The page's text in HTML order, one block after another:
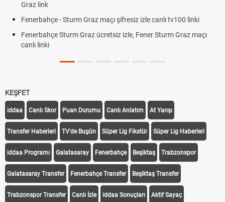
Graz link
Fenerbahçe - Sturm Graz maçı şifresiz izle canlı tv100 linki
Fenerbahçe Sturm Graz ücretsiz izle, Fener Sturm Graz maçı
canlı linki
KEŞFET
iddaa Canlı Skor Puan Durumu Canlı Anlatım At Yarışı
Transfer Haberleri TV'de Bugün Süper Lig Fikstür Süper Lig Haberleri
iddaa Programı Galatasaray Fenerbahçe Beşiktaş Trabzonspor
Galatasaray Transfer Fenerbahçe Transfer Beşiktaş Transfer
Trabzonspor Transfer Canlı İzle iddaa Sonuçları Aktif Sayaç